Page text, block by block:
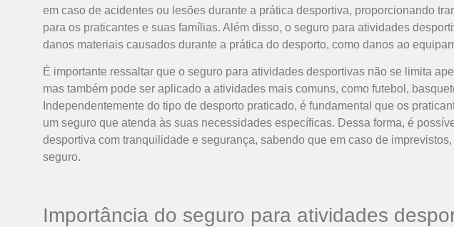
em caso de acidentes ou lesões durante a prática desportiva, proporcionando
para os praticantes e suas famílias. Além disso, o seguro para atividades
danos materiais causados durante a prática do desporto, como danos ao
É importante ressaltar que o seguro para atividades desportivas não se limita
mas também pode ser aplicado a atividades mais comuns, como futebol,
Independentemente do tipo de desporto praticado, é fundamental que os
um seguro que atenda às suas necessidades específicas. Dessa forma, é
desportiva com tranquilidade e segurança, sabendo que em caso de
seguro.
Importância do seguro para atividades